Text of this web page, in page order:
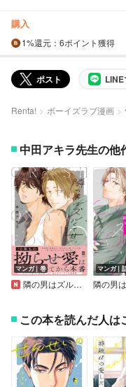
購入
1%還元 ：6ポイント獲得
ポスト
Renta! ボーイズラブ漫画
中田アキラ先生の他
マンガ｜巻
隣の男はズルくて甘い【単行本版】【電子限定描き下ろし漫画付き】
マンガ｜
この本を読んだ人